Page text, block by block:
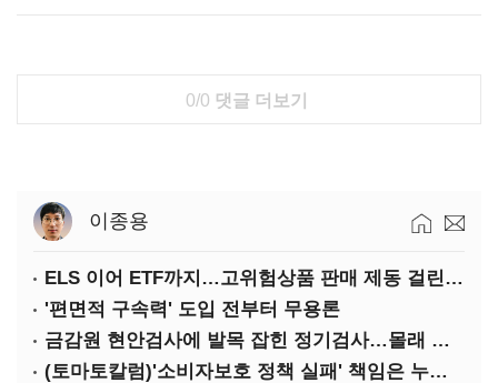
0/0 댓글 더보기
이종용
ELS 이어 ETF까지…고위험상품 판매 제동 걸린 은행
'편면적 구속력' 도입 전부터 무용론
금감원 현안검사에 발목 잡힌 정기검사…몰래 웃는 금융권
(토마토칼럼)'소비자보호 정책 실패' 책임은 누가 지나